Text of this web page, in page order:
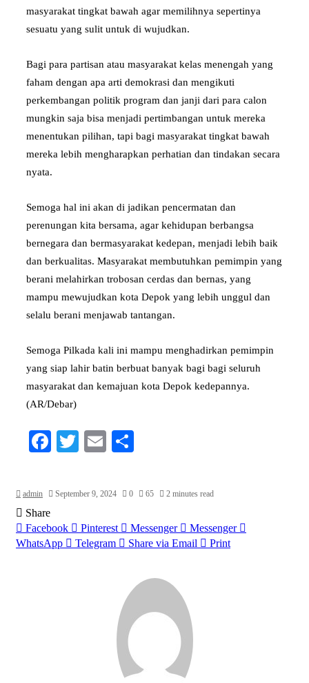
masyarakat tingkat bawah agar memilihnya sepertinya
sesuatu yang sulit untuk di wujudkan.
Bagi para partisan atau masyarakat kelas menengah yang
faham dengan apa arti demokrasi dan mengikuti
perkembangan politik program dan janji dari para calon
mungkin saja bisa menjadi pertimbangan untuk mereka
menentukan pilihan, tapi bagi masyarakat tingkat bawah
mereka lebih mengharapkan perhatian dan tindakan secara
nyata.
Semoga hal ini akan di jadikan pencermatan dan
perenungan kita bersama, agar kehidupan berbangsa
bernegara dan bermasyarakat kedepan, menjadi lebih baik
dan berkualitas. Masyarakat membutuhkan pemimpin yang
berani melahirkan trobosan cerdas dan bernas, yang
mampu mewujudkan kota Depok yang lebih unggul dan
selalu berani menjawab tantangan.
Semoga Pilkada kali ini mampu menghadirkan pemimpin
yang siap lahir batin berbuat banyak bagi bagi seluruh
masyarakat dan kemajuan kota Depok kedepannya.
(AR/Debar)
Facebook
TwitterEmail
admin September 9, 2024 0 65 2 minutes read
Share
Facebook
Pinterest Messenger
Messenger
WhatsApp
Telegram Share via Email Print